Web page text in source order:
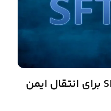
آموزش استفاده از SFTP برای انتقال ایمن